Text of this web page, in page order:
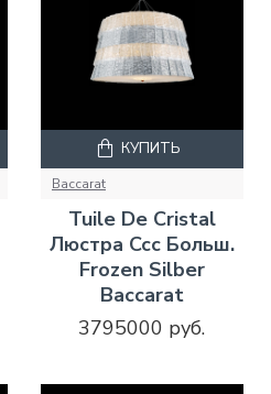
Baccarat
Tuile De Cristal
Люстра Ccc Больш.
Frozen Silber
Baccarat
3795000 руб.
КУПИТЬ